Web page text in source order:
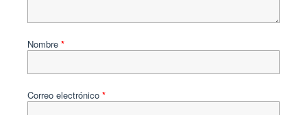
Nombre *
Correo electrónico *